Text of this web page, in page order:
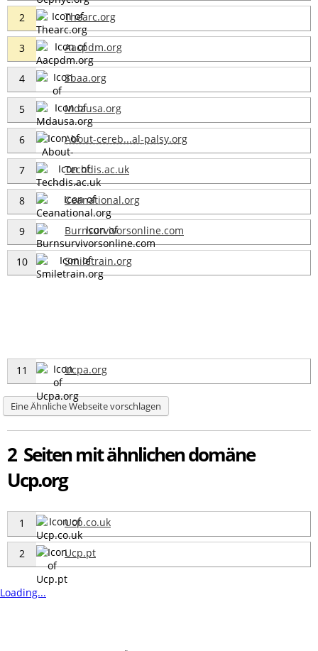
2 Thearc.org
3 Aacpdm.org
4 Sbaa.org
5 Mdausa.org
6 About-cereb...al-palsy.org
7 Techdis.ac.uk
8 Ceanational.org
9 Burnsurvivorsonline.com
10 Smiletrain.org
11 Ucpa.org
Eine Ähnliche Webseite vorschlagen
2 Seiten mit ähnlichen domäne
Ucp.org
1 Ucp.co.uk
2 Ucp.pt
Loading...